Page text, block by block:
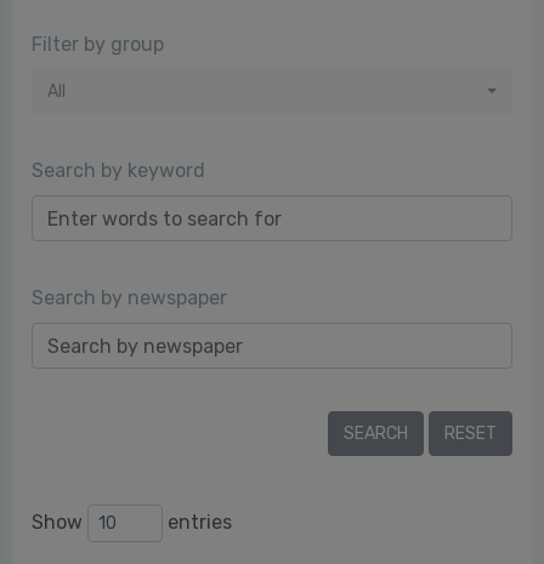
Filter by group
All
Search by keyword
Search by newspaper
Show entries